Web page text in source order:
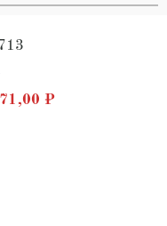
цена
₽Текущая цена: